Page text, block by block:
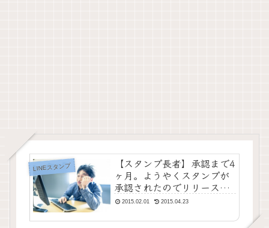
LINEスタンプ
【スタンプ長者】承認まで4
ヶ月。ようやくスタンプが
承認されたのでリリースし
てみます。そして今回の反
2015.02.01 2015.04.23